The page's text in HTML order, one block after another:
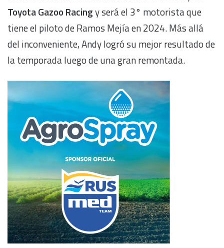
Toyota Gazoo Racingy será el 3° motorista que
tiene el piloto de Ramos Mejía en 2024. Más allá
del inconveniente, Andy logró su mejor resultado de
la temporada luego de una gran remontada.